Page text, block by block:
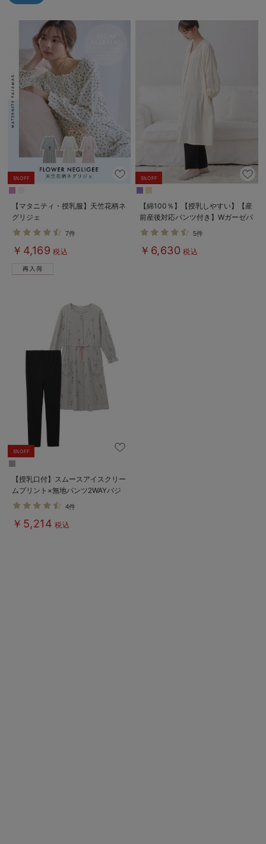
5%OFF
【マタニティ・授乳服】天竺花柄ネ
グリジェ
7件
￥4,169 税込
5%OFF
【綿100％】【授乳しやすい】【産
前産後対応パンツ付き】Wガーゼパ
ジャマ＆産前産後レギンス
5件
￥6,630 税込
5%OFF
【授乳口付】スムースアイスクリー
ムプリント×無地パンツ2WAYパジ
ャマ
4件
￥5,214 税込